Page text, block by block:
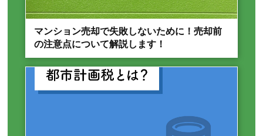
マンション売却で失敗しないために！売却前
の注意点について解説します！